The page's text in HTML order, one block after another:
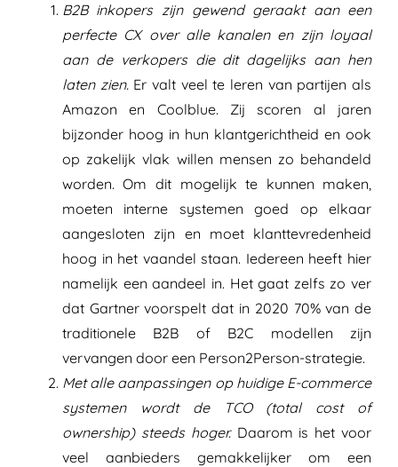
B2B inkopers zijn gewend geraakt aan een
perfecte CX over alle kanalen en zijn loyaal
aan de verkopers die dit dagelijks aan hen
laten zien.Er valt veel te leren van partijen als
Amazon en Coolblue. Zij scoren al jaren
bijzonder hoog in hun klantgerichtheid en ook
op zakelijk vlak willen mensen zo behandeld
worden. Om dit mogelijk te kunnen maken,
moeten interne systemen goed op elkaar
aangesloten zijn en moet klanttevredenheid
hoog in het vaandel staan. Iedereen heeft hier
namelijk een aandeel in. Het gaat zelfs zo ver
dat Gartner voorspelt dat in 2020 70% van de
traditionele B2B of B2C modellen zijn
vervangen door een Person2Person-strategie.
Met alle aanpassingen op huidige E-commerce
systemen wordt de TCO (total cost of
ownership) steeds hoger. Daarom is het voor
veel aanbieders gemakkelijker om een